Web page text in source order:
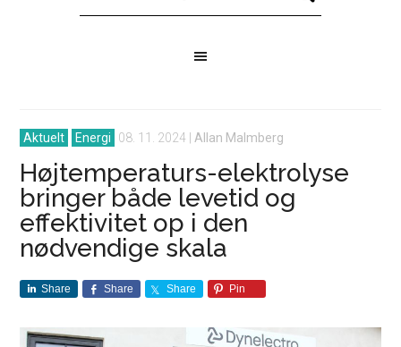
Aktuelt Energi 08. 11. 2024 Allan Malmberg
Højtemperaturs-elektrolyse
bringer både levetid og
effektivitet op i den
nødvendige skala
Share Share Share Pin